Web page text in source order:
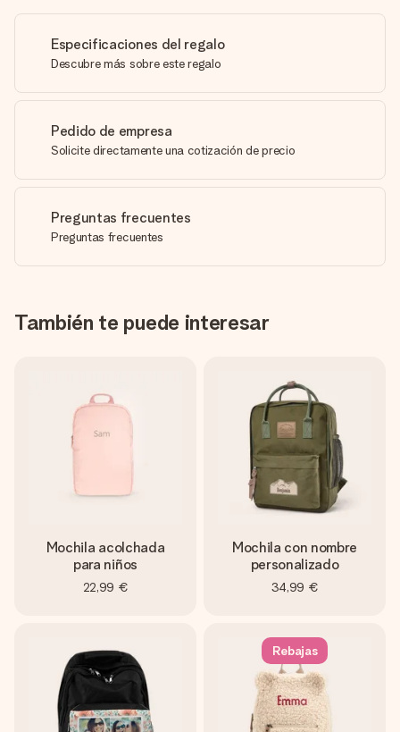
Especificaciones del regalo
Descubre más sobre este regalo
Pedido de empresa
Solicite directamente una cotización de precio
Preguntas frecuentes
Preguntas frecuentes
También te puede interesar
Mochila acolchada
para niños
22,99 €
Mochila con nombre
personalizado
34,99 €
Rebajas